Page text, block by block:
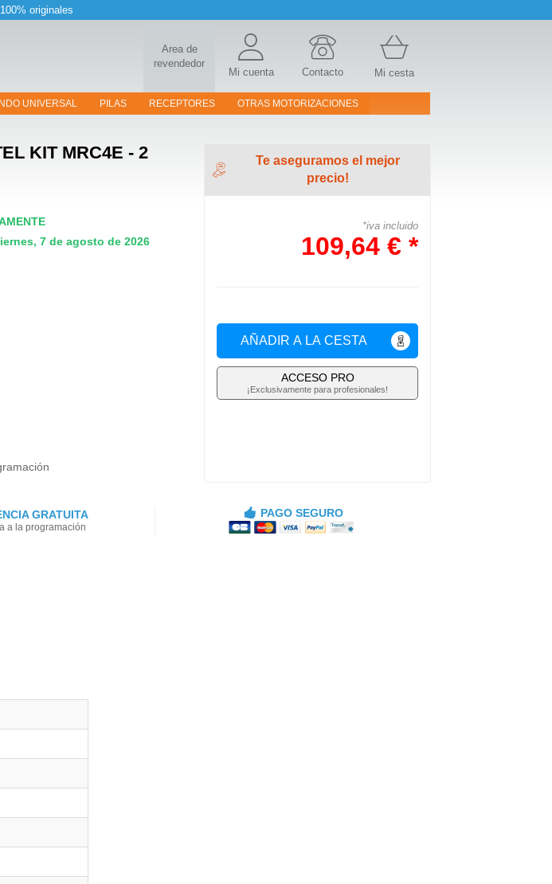
originales
Area de
revendedor
Mi cuenta Contacto Mi cesta
UNIVERSAL PILAS RECEPTORES OTRAS MOTORIZACIONES
KIT MRC4E - 2
7 de agosto de 2026
Te aseguramos el mejor
precio!
*iva incluido
109,64 € *
AÑADIR A LA CESTA
ACCESO PRO
¡Exclusivamente para profesionales!
GRATUITA
a la programación
PAGO SEGURO